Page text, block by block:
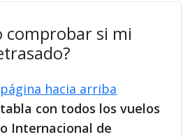
comprobar si mi
hacia arriba
tabla con todos los vuelos
Internacional de